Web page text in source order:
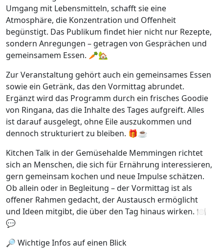
Umgang mit Lebensmitteln, schafft sie eine
Atmosphäre, die Konzentration und Offenheit
begünstigt. Das Publikum findet hier nicht nur Rezepte,
sondern Anregungen – getragen von Gesprächen und
gemeinsamem Essen. 🥕🏡
Zur Veranstaltung gehört auch ein gemeinsames Essen
sowie ein Getränk, das den Vormittag abrundet.
Ergänzt wird das Programm durch ein frisches Goodie
von Ringana, das die Inhalte des Tages aufgreift. Alles
ist darauf ausgelegt, ohne Eile auszukommen und
dennoch strukturiert zu bleiben. 🎁☕️
Kitchen Talk in der Gemüsehalde Memmingen richtet
sich an Menschen, die sich für Ernährung interessieren,
gern gemeinsam kochen und neue Impulse schätzen.
Ob allein oder in Begleitung – der Vormittag ist als
offener Rahmen gedacht, der Austausch ermöglicht
und Ideen mitgibt, die über den Tag hinaus wirken. 🍽️
💬
🔎 Wichtige Infos auf einen Blick